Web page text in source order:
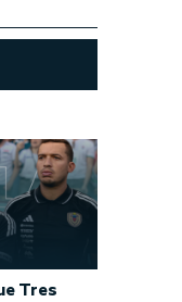
Tres